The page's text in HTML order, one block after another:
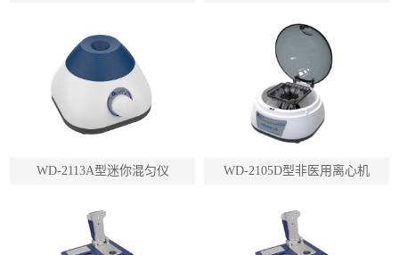
WD-2113A型迷你混匀仪 WD-2105D型非医用离心机